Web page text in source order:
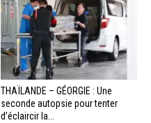
THAÏLANDE – GÉORGIE : Une
seconde autopsie pour tenter
d’éclaircir la...